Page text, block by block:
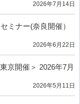
2026年7月14日
ミナー(奈良開催）
2026年6月22日
京開催＞ 2026年7月
2026年5月11日